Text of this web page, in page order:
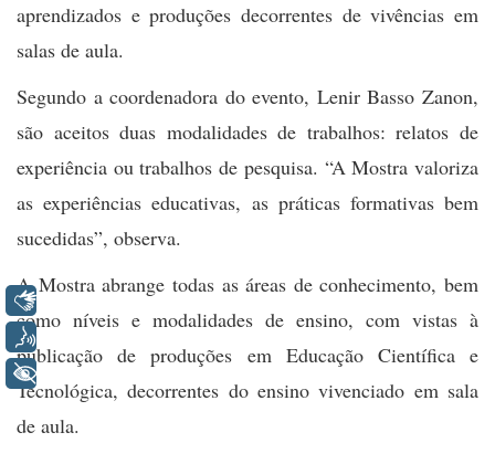
aprendizados e produções decorrentes de vivências em
salas de aula.
Segundo a coordenadora do evento, Lenir Basso Zanon,
são aceitos duas modalidades de trabalhos: relatos de
experiência ou trabalhos de pesquisa. “A Mostra valoriza
as experiências educativas, as práticas formativas bem
sucedidas”, observa.
A Mostra abrange todas as áreas de conhecimento, bem
como níveis e modalidades de ensino, com vistas à
publicação de produções em Educação Científica e
Tecnológica, decorrentes do ensino vivenciado em sala
de aula.
Libras
+ Acessibilidade